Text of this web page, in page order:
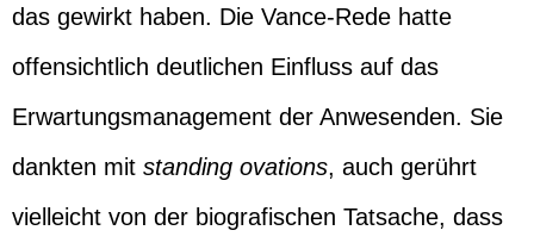
das gewirkt haben. Die Vance-Rede hatte
offensichtlich deutlichen Einfluss auf das
Erwartungsmanagement der Anwesenden. Sie
dankten mit standing ovations, auch gerührt
vielleicht von der biografischen Tatsache, dass